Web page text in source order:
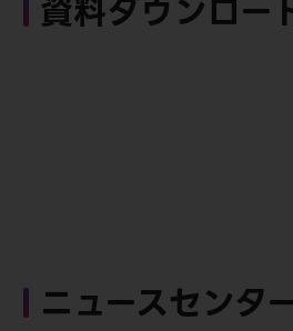
資料ダウンロー
ニュースセンタ